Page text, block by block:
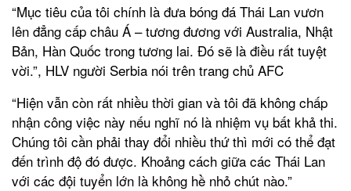
“Mục tiêu của tôi chính là đưa bóng đá Thái Lan vươn
lên đẳng cấp châu Á – tương đương với Australia, Nhật
Bản, Hàn Quốc trong tương lai. Đó sẽ là điều rất tuyệt
vời.”, HLV người Serbia nói trên trang chủ AFC
“Hiện vẫn còn rất nhiều thời gian và tôi đã không chấp
nhận công việc này nếu nghĩ nó là nhiệm vụ bất khả thi.
Chúng tôi cần phải thay đổi nhiều thứ thì mới có thể đạt
đến trình độ đó được. Khoảng cách giữa các Thái Lan
với các đội tuyển lớn là không hề nhỏ chút nào.”